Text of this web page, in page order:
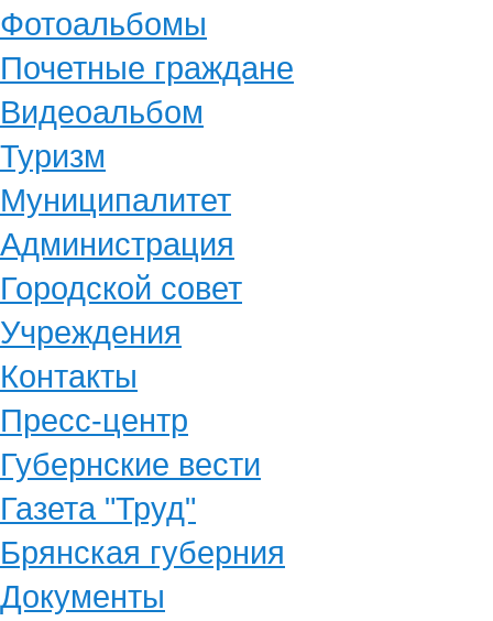
Фотоальбомы
Почетные граждане
Видеоальбом
Туризм
Муниципалитет
Администрация
Городской совет
Учреждения
Контакты
Пресс-центр
Губернские вести
Газета "Труд"
Брянская губерния
Документы